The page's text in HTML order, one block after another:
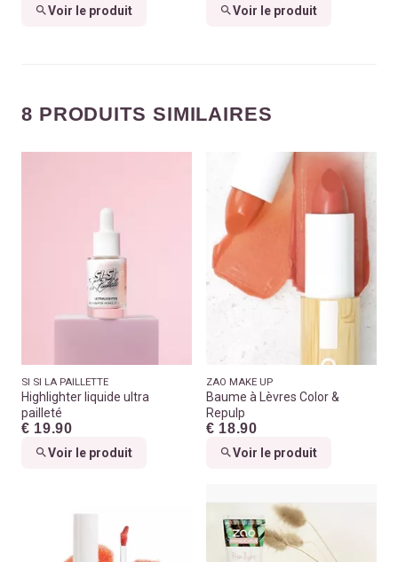
Voir le produit Voir le produit
8 PRODUITS SIMILAIRES
SI SI LA PAILLETTE
Highlighter liquide ultra
pailleté
€ 19.90
Voir le produit
ZAO MAKE UP
Baume à Lèvres Color &
Repulp
€ 18.90
Voir le produit